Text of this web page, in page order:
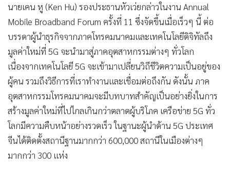
• SMEs
• หุ้น
• อินโดจีน
• กองทุนรวม
• Celeb Online
•
Factcheck
• ญี่ปุ่น
•
News1
• Gotomanager
นายเคน หู (Ken Hu) รองประธานหัวเว่ยกล่าวในงาน Annual
Mobile Broadband Forum ครั้งที่ 11 ซึ่งจัดขึ้นเมื่อเร็วๆ นี้ ต่อ
บรรดาผู้นำธุรกิจจากภาคโทรคมนาคมและเทคโนโลยีดิจิทัลถึง
มูลค่าใหม่ที่ 5G จะนำมาสู่ภาคอุตสาหกรรมต่างๆ ทั่วโลก
เนื่องจากเทคโนโลยี 5G จะเข้ามาเปลี่ยนวิถีชีวิตความเป็นอยู่ของ
ผู้คน รวมถึงวิธีการที่เราทำงานและเชื่อมต่อถึงกัน ดังนั้น ภาค
อุตสาหกรรมโทรคมนาคมจะมีบทบาทสำคัญเป็นอย่างยิ่งในการ
สร้างมูลค่าใหม่ที่ไปไกลเกินกว่าตลาดผู้บริโภค เครือข่าย 5G ทั่ว
โลกมีความคืบหน้าอย่างรวดเร็ว ในฐานะผู้นำด้าน 5G ประเทศ
จีนได้ติดตั้งสถานีฐานมากกว่า 600,000 สถานีในเมืองต่างๆ
มากกว่า 300 แห่ง